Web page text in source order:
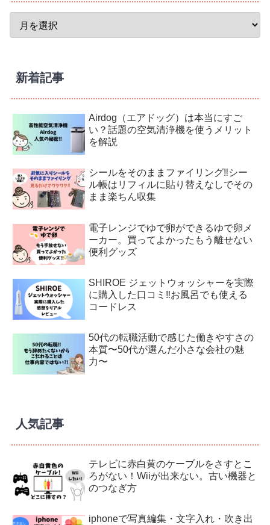
新着記事
Airdog（エアドッグ）は本当にすご
い？話題の空気清浄機を使うメリット
を解説
シールをそのままファイリング‼︎シー
ル帳はリフィルに貼り替えなしでその
まま楽ちん収集
電子レンジでゆで卵ができるゆで卵メ
ーカー。買ってよかったもう離せない
便利グッズ
SHIROE ジェットウォッシャーを実際
に購入した口コミ‼︎お風呂でも使える
コードレス
50代の転職活動で感じた働きやすさの
本質〜50代が選んだ小さな会社の魅
力〜
人気記事
テレビに赤白黄のケーブルをさすとこ
ろがない！Wiiが出来ない。古い機器と
のつなぎ方
iphoneで写真編集・文字入れ・吹き出